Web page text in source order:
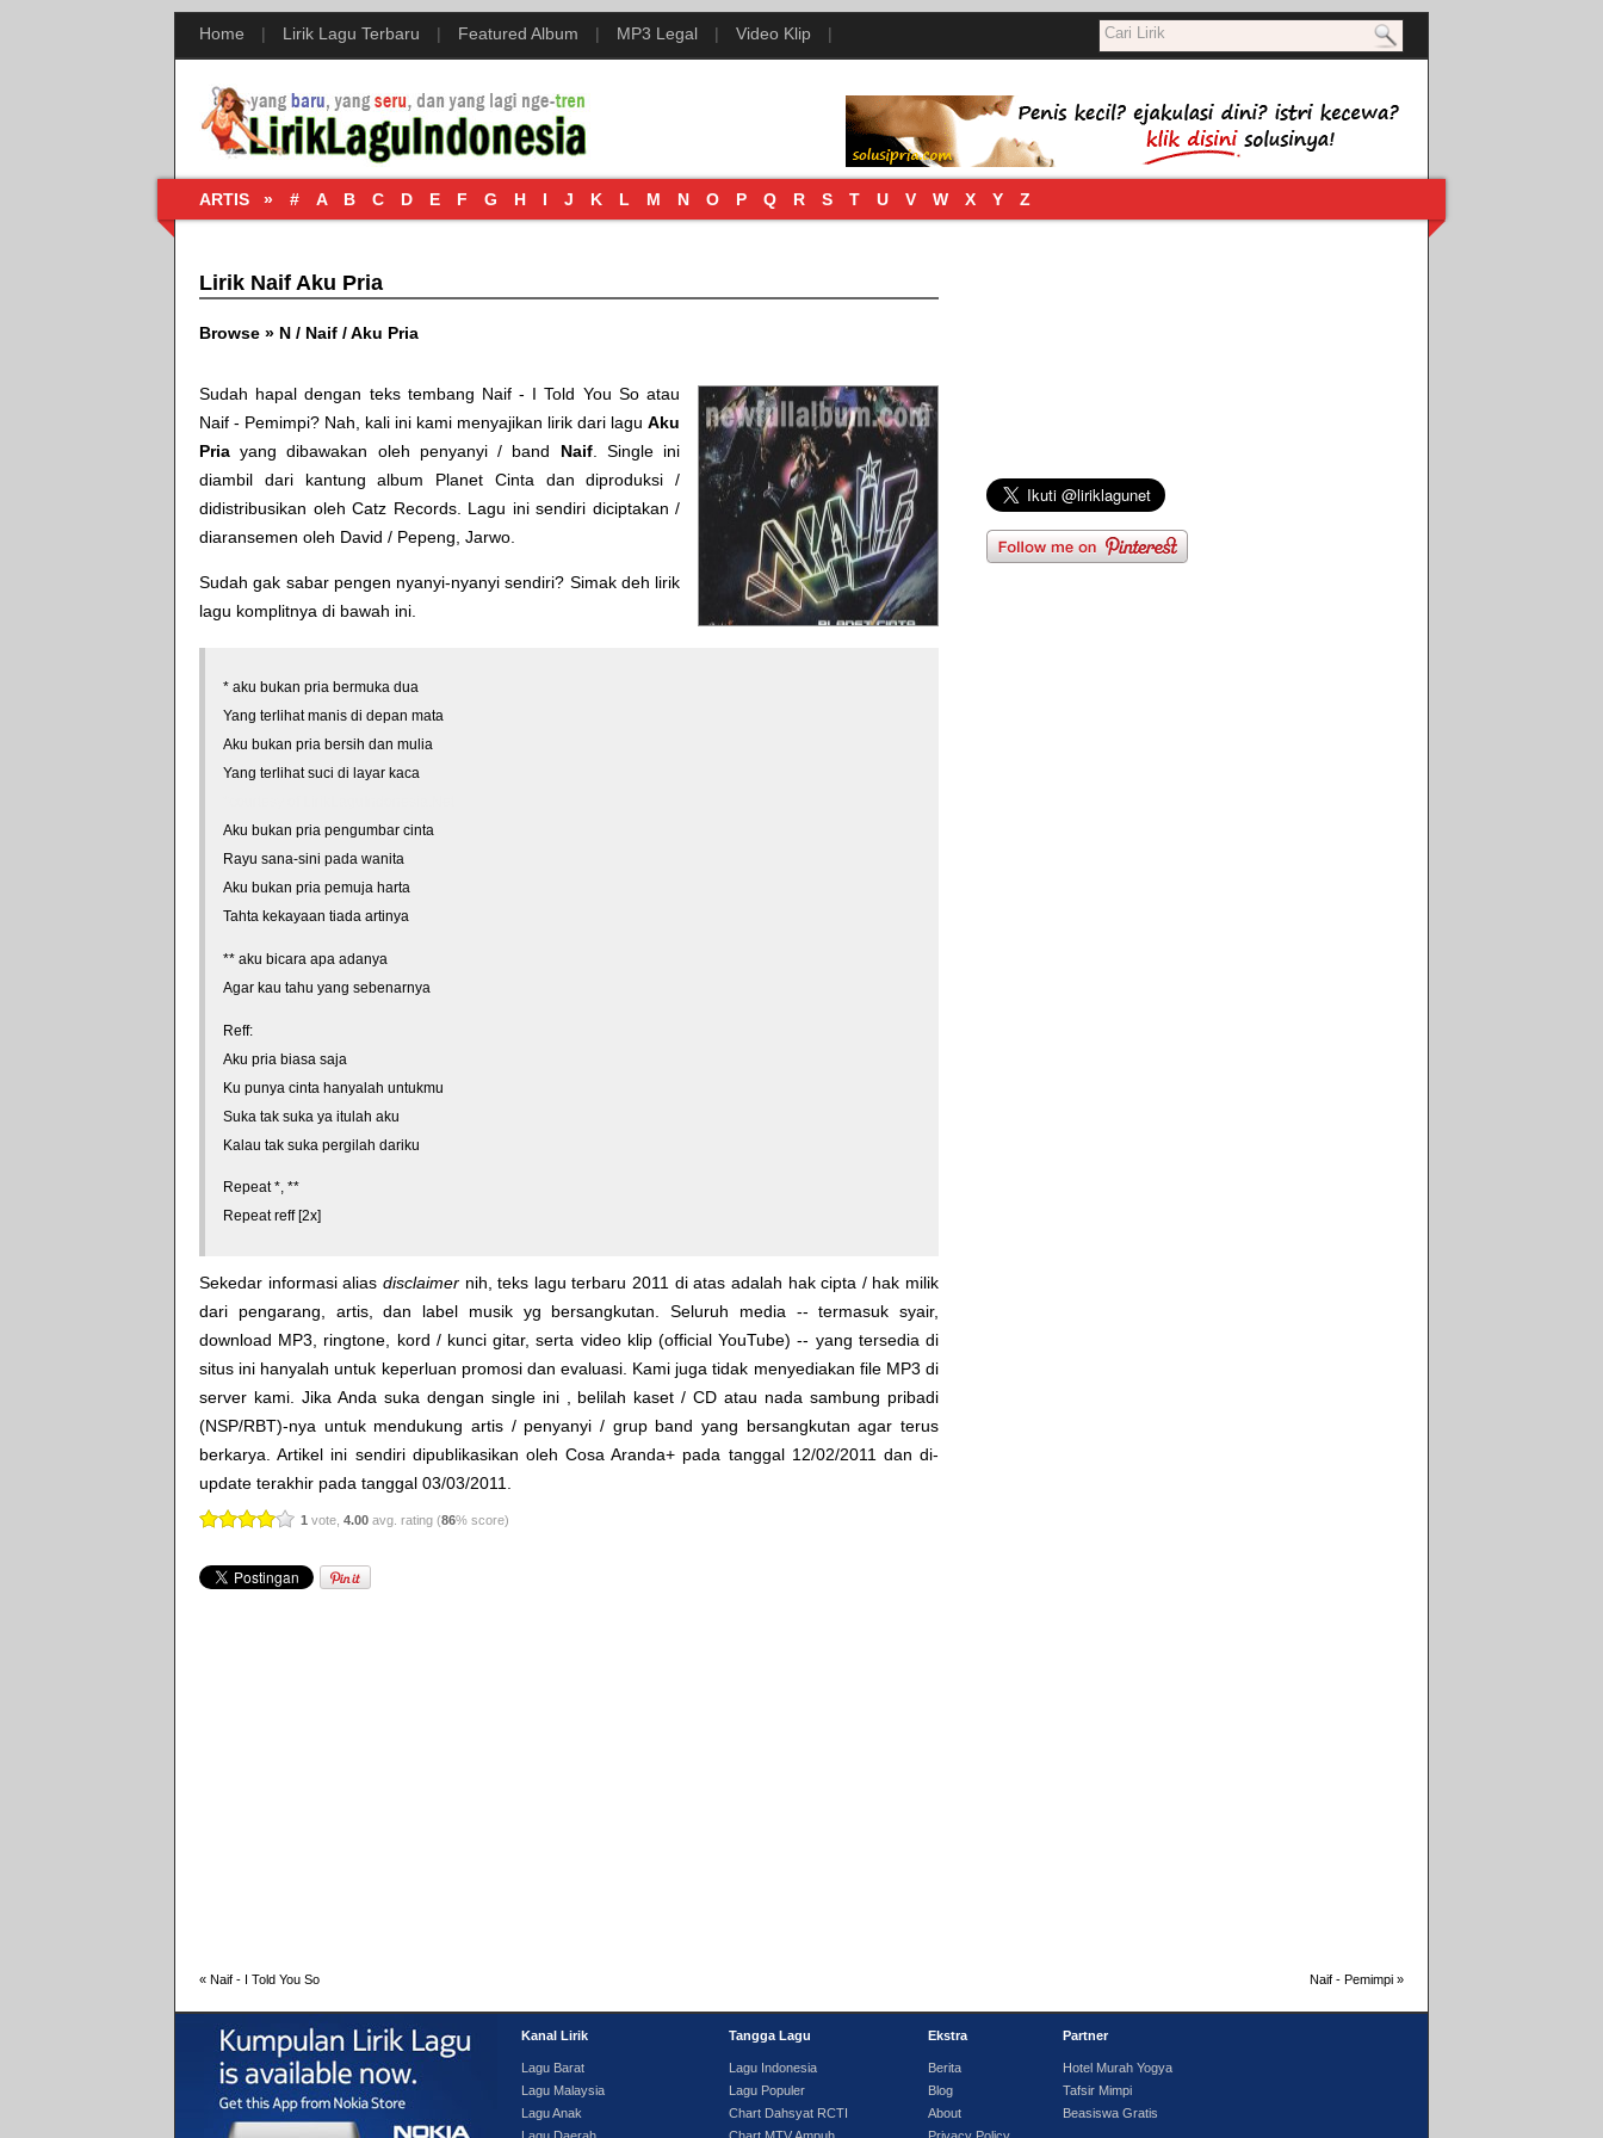
Home | Lirik Lagu Terbaru | Featured Album | MP3 Legal | Video Klip |
ARTIS » # A B C D E F G H I J K L M N O P Q R S T U V W X Y Z
Lirik Naif Aku Pria
Browse » N / Naif /Aku Pria
Sudah hapal dengan teks tembang Naif - I Told You Soatau
Naif - Pemimpi? Nah, kali ini kami menyajikan lirik dari lagu Aku
Pria yang dibawakan oleh penyanyi / band Naif. Single ini
diambil dari kantung album Planet Cinta dan diproduksi /
didistribusikan oleh Catz Records. Lagu ini sendiri diciptakan /
diaransemen oleh David / Pepeng, Jarwo.
Sudah gak sabar pengen nyanyi-nyanyi sendiri? Simak deh lirik
lagu komplitnya di bawah ini.
* aku bukan pria bermuka dua
Yang terlihat manis di depan mata
Aku bukan pria bersih dan mulia
Yang terlihat suci di layar kaca
Aku bukan pria pengumbar cinta
Rayu sana-sini pada wanita
Aku bukan pria pemuja harta
Tahta kekayaan tiada artinya
** aku bicara apa adanya
Agar kau tahu yang sebenarnya
Reff:
Aku pria biasa saja
Ku punya cinta hanyalah untukmu
Suka tak suka ya itulah aku
Kalau tak suka pergilah dariku
Repeat *, **
Repeat reff [2x]
Sekedar informasi alias disclaimernih, teks lagu terbaru 2011 di atas adalah hak cipta / hak milik
dari pengarang, artis, dan label musik yg bersangkutan. Seluruh media -- termasuk syair,
download MP3, ringtone, kord / kunci gitar, serta video klip (official YouTube) -- yang tersedia di
situs ini hanyalah untuk keperluan promosi dan evaluasi. Kami juga tidak menyediakan file MP3 di
server kami. Jika Anda suka dengan single ini , belilah kaset / CD atau nada sambung pribadi
(NSP/RBT)-nya untuk mendukung artis / penyanyi / grup band yang bersangkutan agar terus
berkarya. Artikel ini sendiri dipublikasikan oleh Cosa Aranda+ pada tanggal 12/02/2011 dan di-
update terakhir pada tanggal 03/03/2011.
1 vote, 4.00 avg. rating (86% score)
« Naif - I Told You So Naif - Pemimpi »
Kanal Lirik
Lagu Barat
Lagu Malaysia
Lagu Anak
Tangga Lagu
Lagu Indonesia
Lagu Populer
Chart Dahsyat RCTI
Ekstra
Berita
Blog
About
Partner
Hotel Murah Yogya
Tafsir Mimpi
Beasiswa Gratis